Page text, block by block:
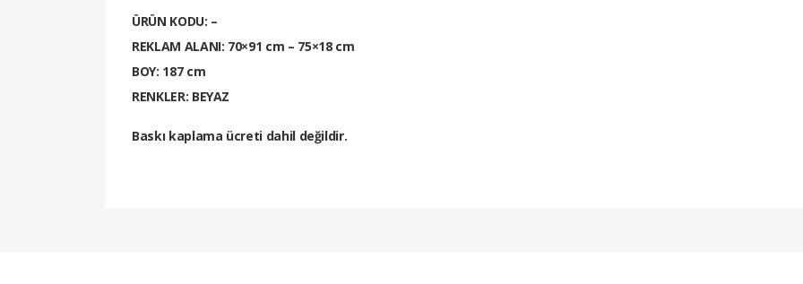
ÜRÜN KODU: –
REKLAM ALANI: 70×91 cm – 75×18 cm
BOY: 187 cm
RENKLER: BEYAZ
Baskı kaplama ücreti dahil değildir.